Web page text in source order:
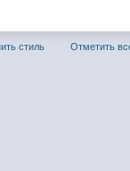
стиль Отметить